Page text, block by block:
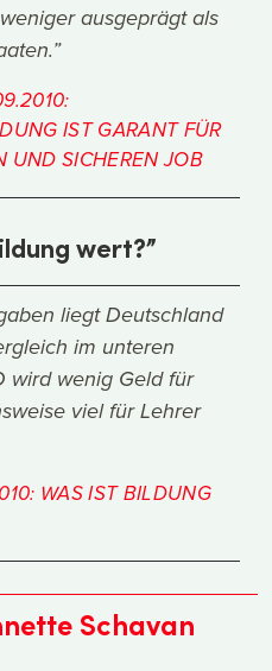
ausgeprägt als
IST GARANT FÜR
UND SICHEREN JOB
wert?”
liegt Deutschland
im unteren
wird wenig Geld für
viel für Lehrer
WAS IST BILDUNG
Schavan